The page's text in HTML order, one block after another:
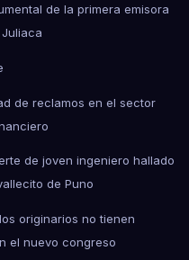
de la primera emisora
de reclamos en el sector
de joven ingeniero hallado
de Puno
originarios no tienen
el nuevo congreso